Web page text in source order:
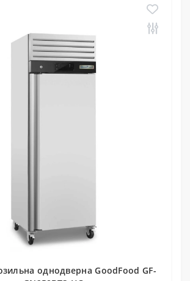
однодверна GoodFood GF-